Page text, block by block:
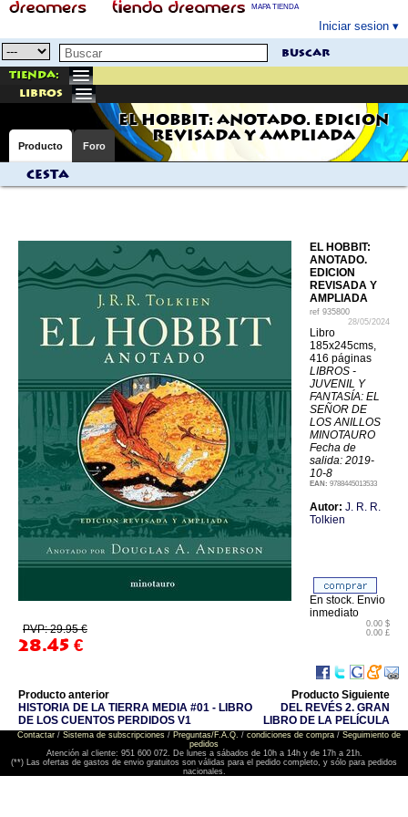
MAPA TIENDA
Iniciar sesion
buscar
Tienda:
libros
EL HOBBIT: ANOTADO. EDICION
REVISADA Y AMPLIADA
Producto Foro
Cesta
EL HOBBIT:
ANOTADO.
EDICION
REVISADA Y
AMPLIADA
ref 935800
28/05/2024
Libro
185x245cms,
416 páginas
LIBROS -
JUVENIL Y
FANTASÍA: EL
SEÑOR DE
LOS ANILLOS
MINOTAURO
Fecha de
salida: 2019-
10-8
EAN: 9788445013533
Autor: J. R. R.
Tolkien
PVP: 29.95 €
28.45 €
0.00 $
0.00 £
En stock. Envio
inmediato
Producto anterior
HISTORIA DE LA TIERRA MEDIA #01 - LIBRO
DE LOS CUENTOS PERDIDOS V1
Producto Siguiente
DEL REVÉS 2. GRAN
LIBRO DE LA PELÍCULA
Contactar/ Sistema de subscripciones/ Preguntas/F.A.Q. / condiciones de compra/ Seguimiento de
pedidos
Atención al cliente: 951 600 072. De lunes a sábados de 10h a 14h y de 17h a 21h.
(**) Las ofertas de gastos de envio gratuitos son válidas para el pedido completo, y sólo para pedidos
nacionales.